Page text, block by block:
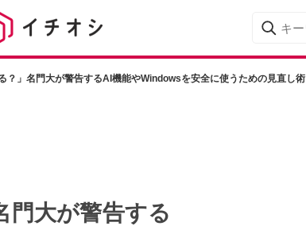
？」名門大が警告するAI機能やWindowsを安全に使うための見直し術
門大が警告する